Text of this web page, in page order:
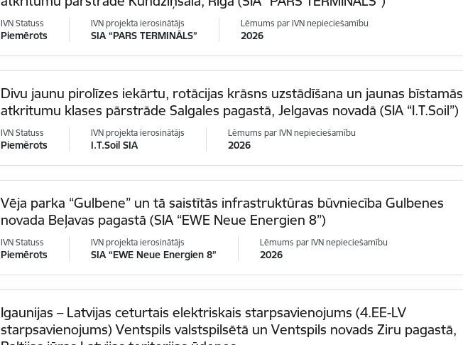
IVN Statuss
Piemērots
IVN projekta ierosinātājs
SIA “PARS TERMINĀLS”
Lēmums par IVN nepieciešamību
2026
Divu jaunu pirolīzes iekārtu, rotācijas krāsns uzstādīšana un jaunas bīstamās
atkritumu klases pārstrāde Salgales pagastā, Jelgavas novadā (SIA “I.T.Soil”)
IVN Statuss
Piemērots
IVN projekta ierosinātājs
I.T.Soil SIA
Lēmums par IVN nepieciešamību
2026
Vēja parka “Gulbene” un tā saistītās infrastruktūras būvniecība Gulbenes
novada Beļavas pagastā (SIA “EWE Neue Energien 8”)
IVN Statuss
Piemērots
IVN projekta ierosinātājs
SIA “EWE Neue Energien 8”
Lēmums par IVN nepieciešamību
2026
Igaunijas – Latvijas ceturtais elektriskais starpsavienojums (4.EE-LV
starpsavienojums) Ventspils valstspilsētā un Ventspils novads Ziru pagastā,